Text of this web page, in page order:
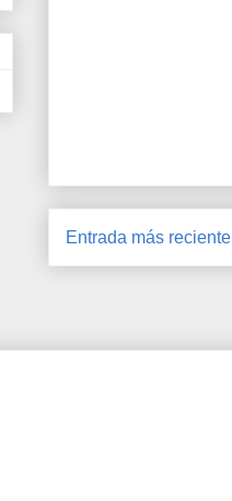
Entrada más reciente